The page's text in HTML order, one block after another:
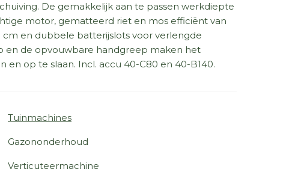
De gemakkelijk aan te passen werkdiepte
motor, gematteerd riet en mos efficiënt van
en dubbele batterijslots voor verlengde
en de opvouwbare handgreep maken het
op te slaan. Incl. accu 40-C80 en 40-B140.
Tuinmachines
Gazononderhoud
Verticuteermachine